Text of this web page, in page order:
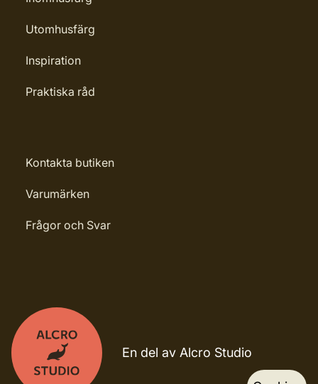
Utomhusfärg
Inspiration
Praktiska råd
Kontakta butiken
Varumärken
Frågor och Svar
En del av Alcro Studio